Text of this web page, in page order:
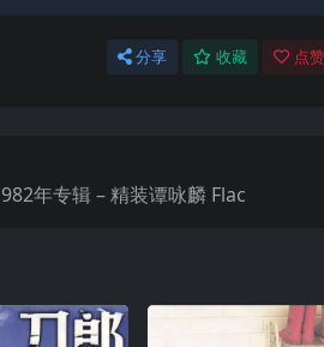
分享 收藏 点
谭咏麟 – 1982年专辑 – 精装谭咏麟 Flac